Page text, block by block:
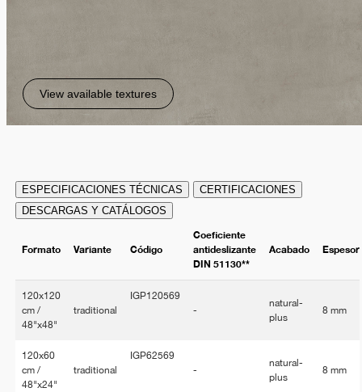
View available textures
ESPECIFICACIONES TÉCNICAS
CERTIFICACIONES
DESCARGAS Y CATÁLOGOS
Formato Variante Código
Coeficiente
antideslizante
DIN 51130**
Acabado Espesor
120x120
cm /
48"x48"
traditional
IGP120569
-
natural-
plus
8 mm
120x60
cm /
48"x24"
traditional
IGP62569
-
natural-
plus
8 mm